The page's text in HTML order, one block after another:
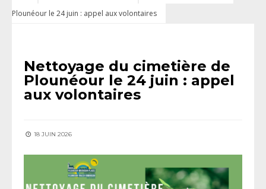
Plounéour le 24 juin : appel aux volontaires
Nettoyage du cimetière de
Plounéour le 24 juin : appel
aux volontaires
18 JUIN 2026